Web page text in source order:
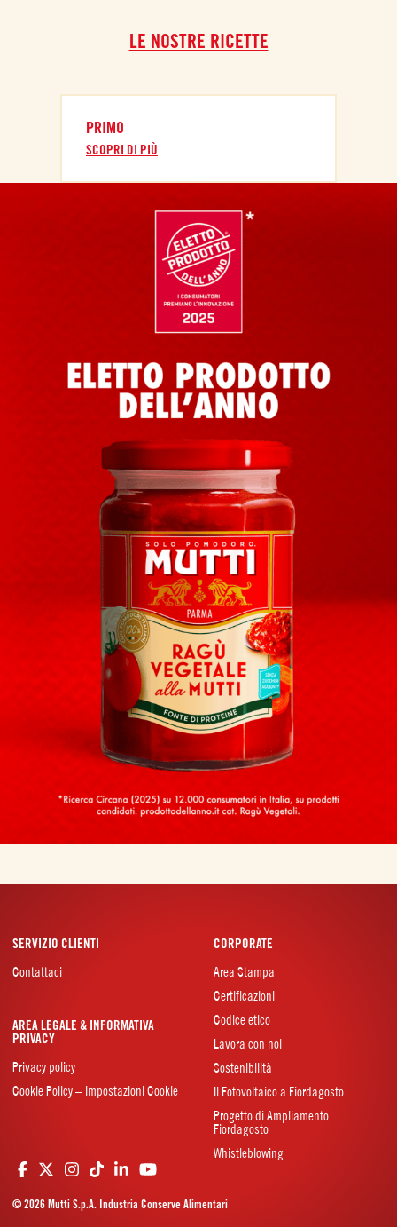
LE NOSTRE RICETTE
PRIMO
SCOPRI DI PIÙ
SERVIZIO CLIENTI
Contattaci
CORPORATE
Area Stampa
Certificazioni
Codice etico
Lavora con noi
Sostenibilità
Il Fotovoltaico a Fiordagosto
Progetto di Ampliamento
Fiordagosto
Whistleblowing
AREA LEGALE & INFORMATIVA
PRIVACY
Privacy policy
Cookie Policy – Impostazioni Cookie
© 2026 Mutti S.p.A. Industria Conserve Alimentari